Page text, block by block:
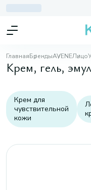
ГлавнаяБрендыAVENEЛицо
Крем, гель,
Крем для
чувствительной
кожи